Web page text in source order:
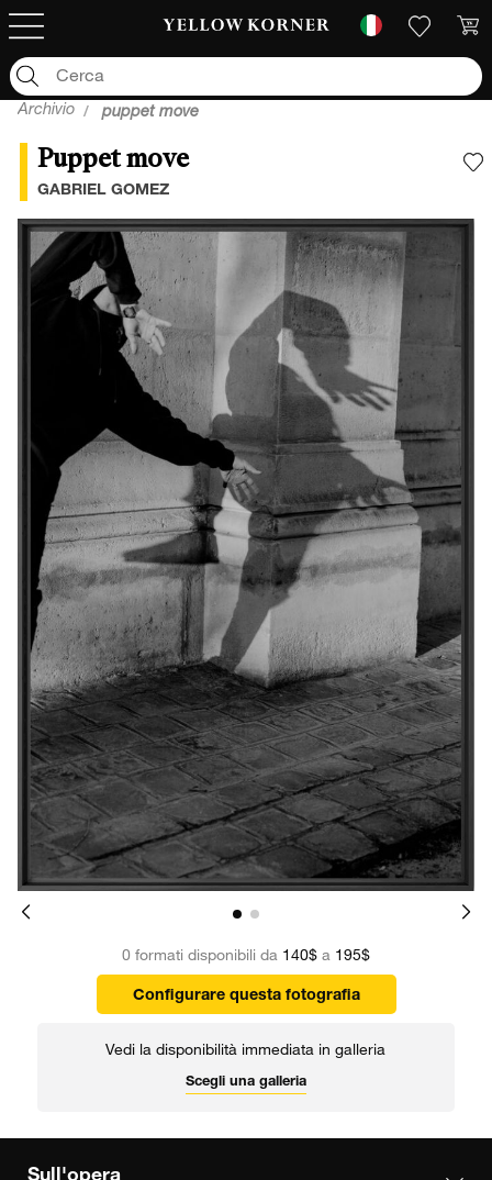
Archivio puppet move
Puppet move
GABRIEL GOMEZ
0 formati disponibili da 140$ a 195$
Configurare questa fotografia
Vedi la disponibilità immediata in galleria
Scegli una galleria